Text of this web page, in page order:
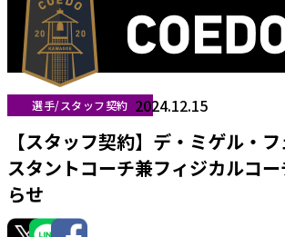
選手/スタッフ契約 2024.12.15
【スタッフ契約】デ・ミゲル・
スタントコーチ兼フィジカルコ
らせ